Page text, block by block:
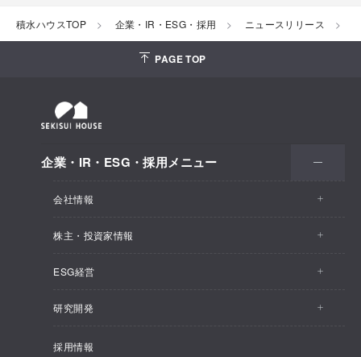
積水ハウスTOP 企業・IR・ESG・採用 ニュースリリース
PAGE TOP
企業・IR・ESG・採用メニュー
会社情報
会社情報トップ
事業概要
企業理念
株主・投資家情報
株主・投資家情報トップ
IRトピックス
経営計画
ESG経営
ESG経営トップ
CEOメッセージ
研究開発
しあわせ住まい研究所
採用情報